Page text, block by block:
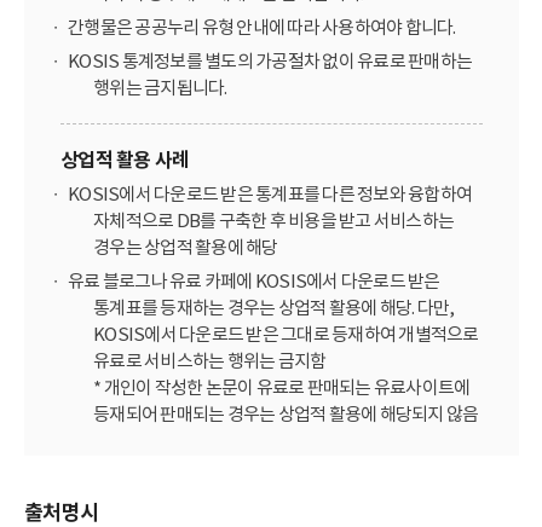
간행물은 공공누리 유형 안내에 따라 사용하여야 합니다.
KOSIS 통계정보를 별도의 가공절차 없이 유료로 판매하는
행위는 금지됩니다.
상업적 활용 사례
KOSIS에서 다운로드 받은 통계표를 다른 정보와 융합하여
자체적으로 DB를 구축한 후 비용을 받고 서비스하는
경우는 상업적 활용에 해당
유료 블로그나 유료 카페에 KOSIS에서 다운로드 받은
통계표를 등재하는 경우는 상업적 활용에 해당. 다만,
KOSIS에서 다운로드 받은 그대로 등재하여 개별적으로
유료로 서비스하는 행위는 금지함
* 개인이 작성한 논문이 유료로 판매되는 유료사이트에
등재되어 판매되는 경우는 상업적 활용에 해당되지 않음
출처명시